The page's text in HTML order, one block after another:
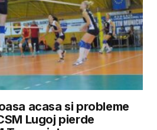
acasa si probleme
Lugoj pierde